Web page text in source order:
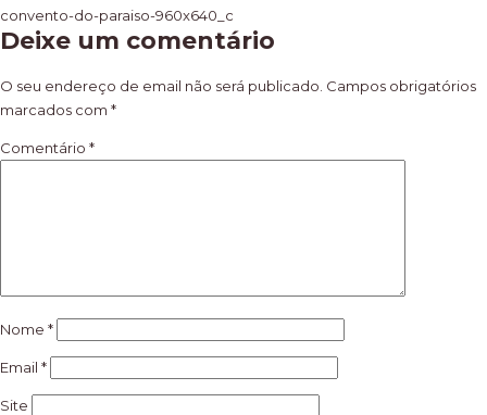
Navegação
de
artigos
convento-do-paraiso-960x640_c
Deixe um comentário
O seu endereço de email não será publicado. Campos obrigatórios
marcados com *
Comentário *
Nome *
Email *
Site